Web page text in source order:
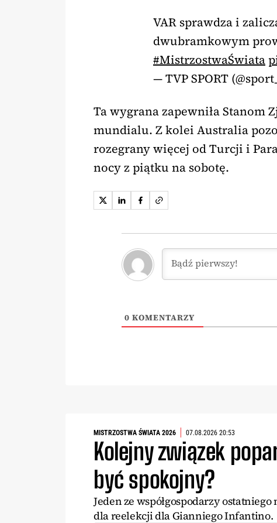
VAR sprawdza i
dwubramkowym
#MistrzostwaŚwiata
— TVP SPORT
Ta wygrana zapewniła Stanom
mundialu. Z kolei Australia
rozegrany więcej od Turcji i
nocy z piątku na sobotę.
0 KOMENTARZY
MISTRZOSTWA ŚWIATA 2026 07.08.2026 20:53
Kolejny związek
być spokojny?
Jeden ze współgospodarzy
dla reelekcji dla Gianniego Infantino.